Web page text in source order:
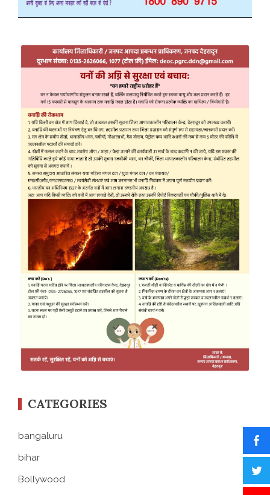
CATEGORIES
bangaluru
bihar
Bollywood